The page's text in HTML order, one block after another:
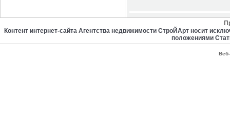
Контент интернет-сайта Агентства недвижимости СтроЙАрт носит
положениями